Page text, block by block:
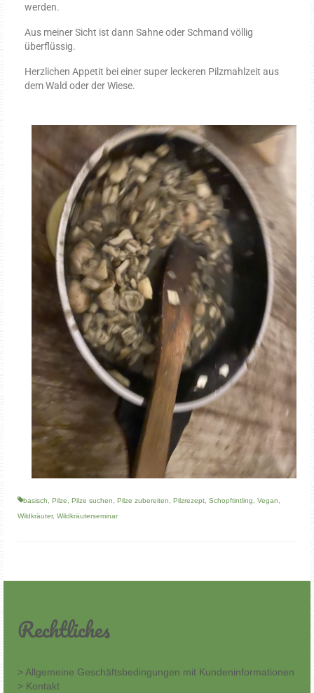
Natursalben
Impuls-
vorträge
lexikon
Saatgut-
Tauschbox
Wie funktioniert die Saatgut-Tauschbox?
Was sind eigentlich F1-Pflanzen?
Wie kann ich einen Saatgutverteiler selber
herstellen?
werden.
Aus meiner Sicht ist dann Sahne oder Schmand völlig
überflüssig.
Herzlichen Appetit bei einer super leckeren Pilzmahlzeit aus
dem Wald oder der Wiese.
basisch, Pilze, Pilze suchen, Pilze zubereiten, Pilzrezept, Schopftintling, Vegan,
Wildkräuter, Wildkräuterseminar
Rechtliches
> Allgemeine Geschäftsbedingungen mit Kundeninformationen
> Kontakt